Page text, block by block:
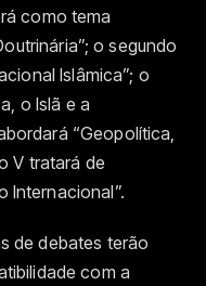
como tema
o segundo
Islâmica”; o
o Islã e a
“Geopolítica,
V tratará de
Internacional”.
de debates terão
com a